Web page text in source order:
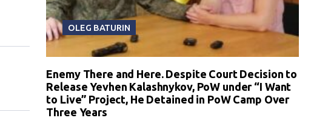
OLEG BATURIN
Enemy There and Here. Despite Court Decision to
Release Yevhen Kalashnykov, PoW under “I Want
to Live” Project, He Detained in PoW Camp Over
Three Years